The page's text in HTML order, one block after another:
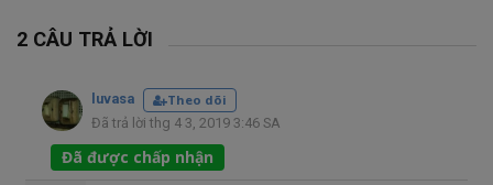
2 CÂU TRẢ LỜI
luvasa
Theo dõi
Đã trả lời thg 4 3, 2019 3:46 SA
Đã được chấp nhận